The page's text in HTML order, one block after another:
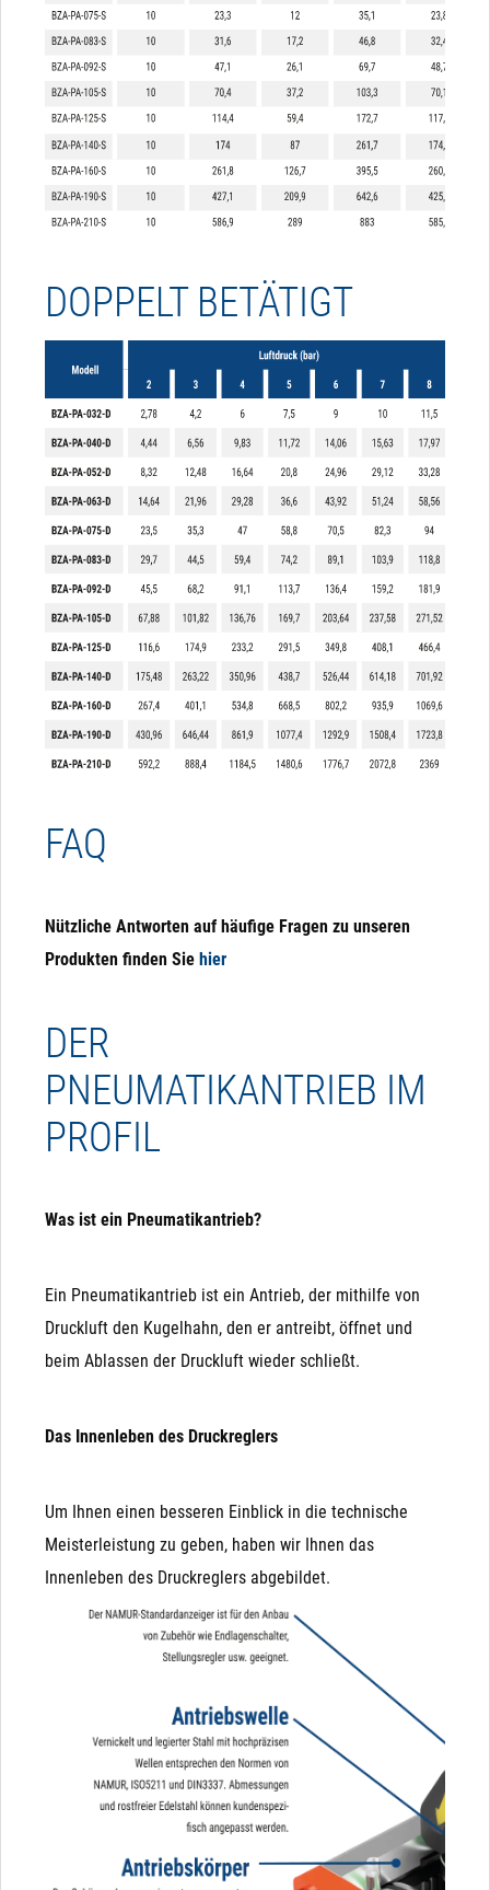
DOPPELT BETÄTIGT
FAQ
Nützliche Antworten auf häufige Fragen zu unseren
Produkten finden Sie hier
DER
PNEUMATIKANTRIEB IM
PROFIL
Was ist ein Pneumatikantrieb?
Ein Pneumatikantrieb ist ein Antrieb, der mithilfe von
Druckluft den Kugelhahn, den er antreibt, öffnet und
beim Ablassen der Druckluft wieder schließt.
Das Innenleben des Druckreglers
Um Ihnen einen besseren Einblick in die technische
Meisterleistung zu geben, haben wir Ihnen das
Innenleben des Druckreglers abgebildet.